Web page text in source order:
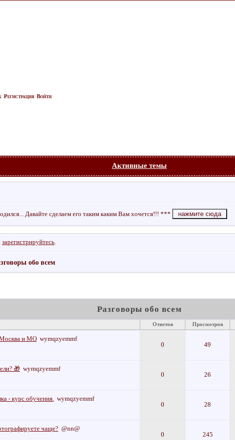
Регистрация Войти
Активные темы
Давайте сделаем его таким каким Вам хочется!!! ***
зарегистрируйтесь.
обо всем
Разговоры обо всем
Ответов Просмотров
Москва и МО wymqzyemmf
0
49
🎁 wymqzyemmf
0
26
- курс обучения. wymqzyemmf
0
28
чаще? @nn@
0
245